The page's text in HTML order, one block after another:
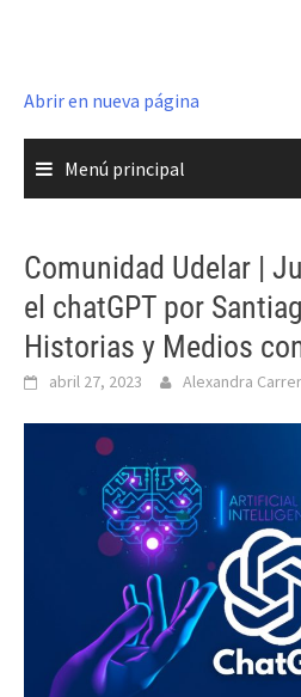
Abrir en nueva página
Menú principal
Comunidad Udelar |
el chatGPT por
Historias y Medios
abril 27, 2023 Alexandra